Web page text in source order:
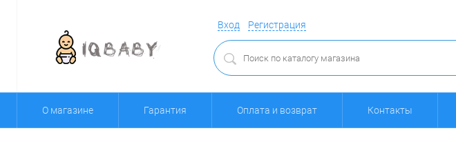
Вход Регистрация
О магазине Гарантия Оплата и возврат Контакты